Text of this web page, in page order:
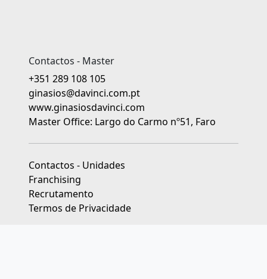
Contactos - Master
+351 289 108 105
ginasios@davinci.com.pt
www.ginasiosdavinci.com
Master Office: Largo do Carmo nº51, Faro
Contactos - Unidades
Franchising
Recrutamento
Termos de Privacidade